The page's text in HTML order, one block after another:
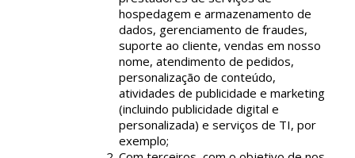
hospedagem e armazenamento de
dados, gerenciamento de fraudes,
suporte ao cliente, vendas em nosso
nome, atendimento de pedidos,
personalização de conteúdo,
atividades de publicidade e marketing
(incluindo publicidade digital e
personalizada) e serviços de TI, por
exemplo;